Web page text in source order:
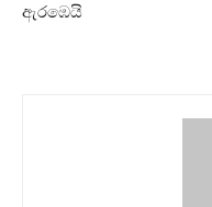
ඇරඹෙයි